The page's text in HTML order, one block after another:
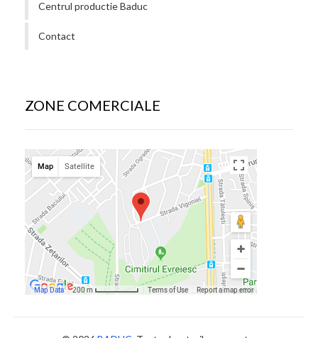
Centrul productie Baduc
Contact
ZONE COMERCIALE